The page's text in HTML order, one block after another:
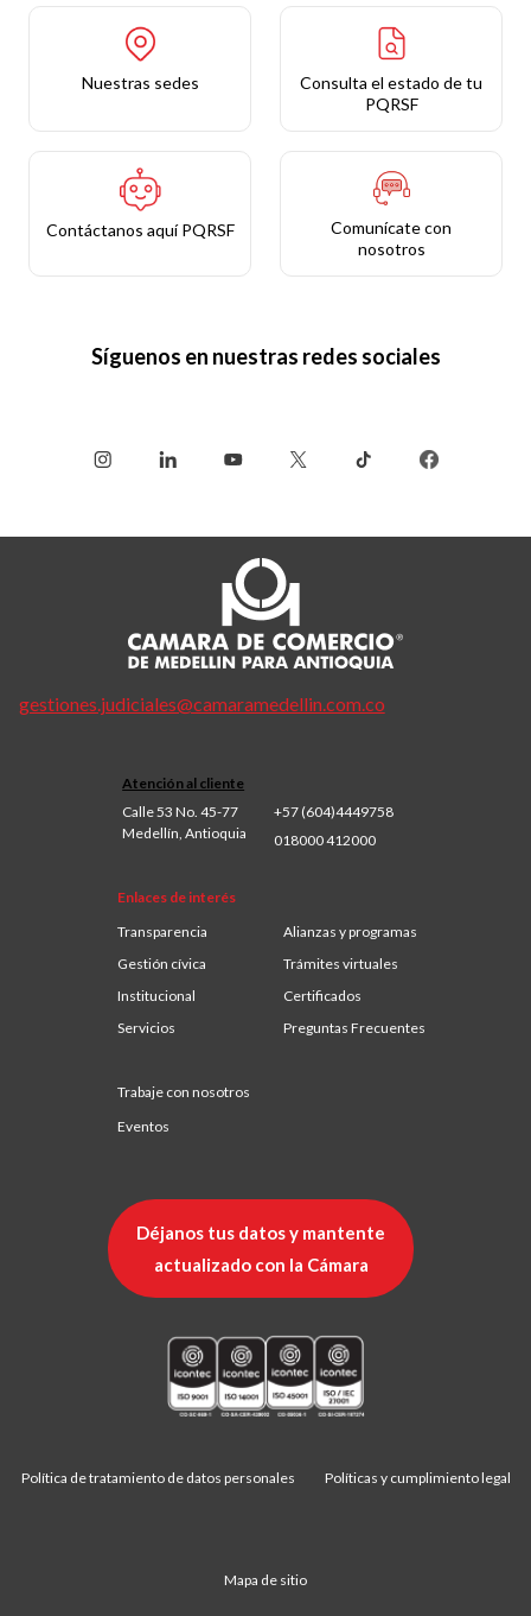
Nuestras sedes
Consulta el estado de tu
PQRSF
Contáctanos aquí PQRSF
Comunícate con
nosotros
Síguenos en nuestras redes sociales
gestiones.judiciales@camaramedellin.com.co
Atención al cliente
Calle 53 No. 45-77
Medellín, Antioquia
+57 (604)4449758
018000 412000
Enlaces de interés
Transparencia
Alianzas y programas
Gestión cívica
Trámites virtuales
Institucional
Certificados
Servicios
Preguntas Frecuentes
Trabaje con nosotros
Eventos
Déjanos tus datos y mantente
actualizado con la Cámara
Política de tratamiento de datos personales Políticas y cumplimiento legal
Mapa de sitio